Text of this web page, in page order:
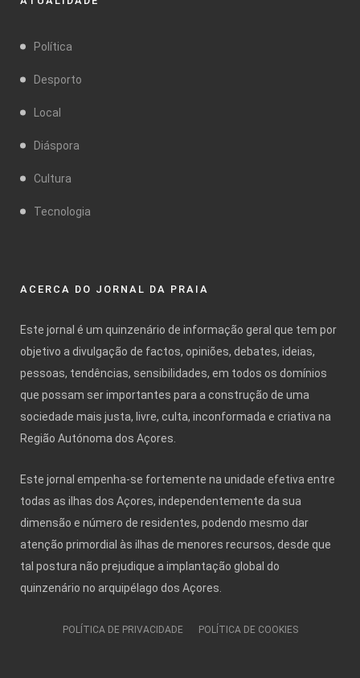
Política
Desporto
Local
Diáspora
Cultura
Tecnologia
ACERCA DO JORNAL DA PRAIA
Este jornal é um quinzenário de informação geral que tem por
objetivo a divulgação de factos, opiniões, debates, ideias,
pessoas, tendências, sensibilidades, em todos os domínios
que possam ser importantes para a construção de uma
sociedade mais justa, livre, culta, inconformada e criativa na
Região Autónoma dos Açores.
Este jornal empenha-se fortemente na unidade efetiva entre
todas as ilhas dos Açores, independentemente da sua
dimensão e número de residentes, podendo mesmo dar
atenção primordial às ilhas de menores recursos, desde que
tal postura não prejudique a implantação global do
quinzenário no arquipélago dos Açores.
POLÍTICA DE PRIVACIDADE POLÍTICA DE COOKIES